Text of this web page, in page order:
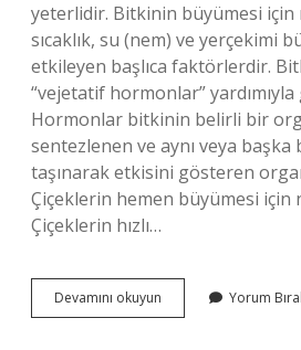
yeterlidir. Bitkinin büyümesi için
sıcaklık, su (nem) ve yerçekimi
etkileyen başlıca faktörlerdir.
“vejetatif hormonlar”
Hormonlar bitkinin belirli bir
sentezlenen ve aynı veya başka
taşınarak etkisini gösteren
Çiçeklerin hemen büyümesi için
Çiçeklerin hızlı…
Devamını okuyun Bitkilerin
Hızlı
Yorum